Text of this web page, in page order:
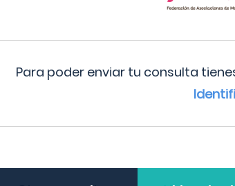
Para poder enviar tu consulta